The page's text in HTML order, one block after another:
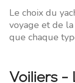
Le choix du
voyage et de
que chaque
Voiliers -